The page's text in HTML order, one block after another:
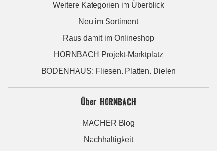
Weitere Kategorien im Überblick
Neu im Sortiment
Raus damit im Onlineshop
HORNBACH Projekt-Marktplatz
BODENHAUS: Fliesen. Platten. Dielen
Über HORNBACH
MACHER Blog
Nachhaltigkeit